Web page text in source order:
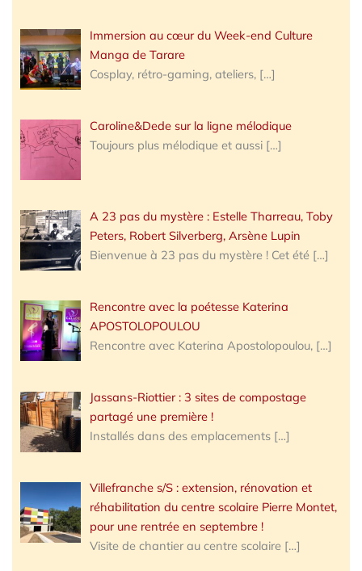
Immersion au cœur du Week-end Culture
Manga de Tarare
Cosplay, rétro-gaming, ateliers, […]
Caroline&Dede sur la ligne mélodique
Toujours plus mélodique et aussi […]
A 23 pas du mystère : Estelle Tharreau, Toby
Peters, Robert Silverberg, Arsène Lupin
Bienvenue à 23 pas du mystère ! Cet été […]
Rencontre avec la poétesse Katerina
APOSTOLOPOULOU
Rencontre avec Katerina Apostolopoulou, […]
Jassans-Riottier : 3 sites de compostage
partagé une première !
Installés dans des emplacements […]
Villefranche s/S : extension, rénovation et
réhabilitation du centre scolaire Pierre Montet,
pour une rentrée en septembre !
Visite de chantier au centre scolaire […]